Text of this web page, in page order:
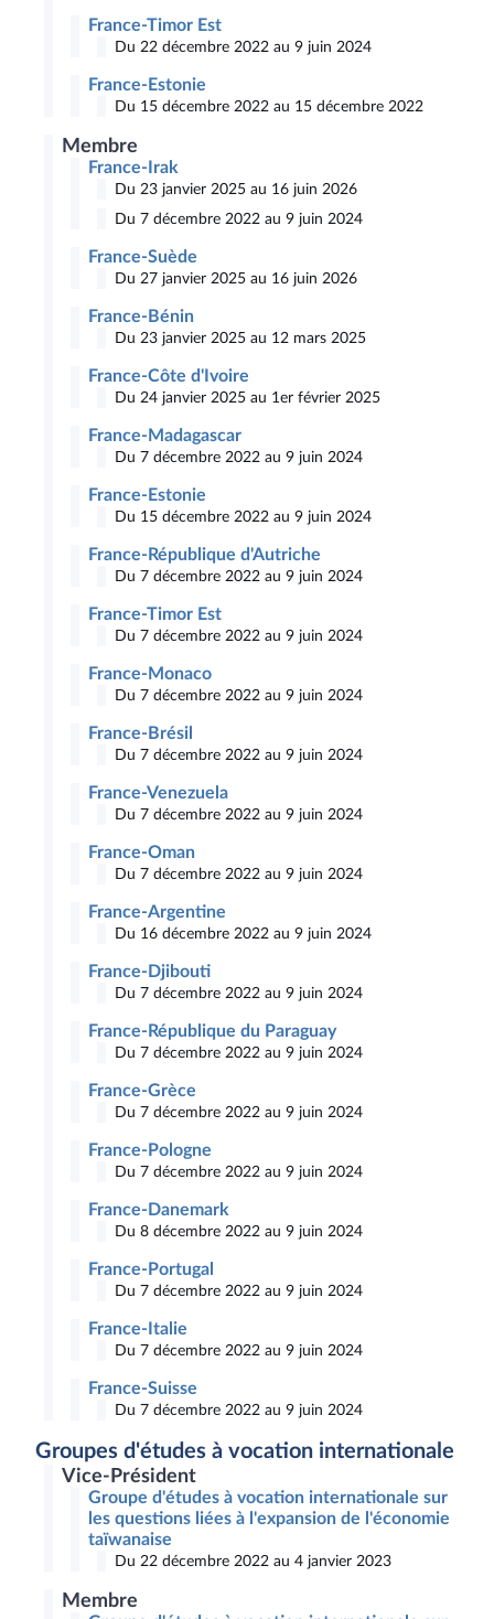
France-Timor Est
Du 22 décembre 2022 au 9 juin 2024
France-Estonie
Du 15 décembre 2022 au 15 décembre 2022
Membre
France-Irak
Du 23 janvier 2025 au 16 juin 2026
Du 7 décembre 2022 au 9 juin 2024
France-Suède
Du 27 janvier 2025 au 16 juin 2026
France-Bénin
Du 23 janvier 2025 au 12 mars 2025
France-Côte d'Ivoire
Du 24 janvier 2025 au 1er février 2025
France-Madagascar
Du 7 décembre 2022 au 9 juin 2024
France-Estonie
Du 15 décembre 2022 au 9 juin 2024
France-République d'Autriche
Du 7 décembre 2022 au 9 juin 2024
France-Timor Est
Du 7 décembre 2022 au 9 juin 2024
France-Monaco
Du 7 décembre 2022 au 9 juin 2024
France-Brésil
Du 7 décembre 2022 au 9 juin 2024
France-Venezuela
Du 7 décembre 2022 au 9 juin 2024
France-Oman
Du 7 décembre 2022 au 9 juin 2024
France-Argentine
Du 16 décembre 2022 au 9 juin 2024
France-Djibouti
Du 7 décembre 2022 au 9 juin 2024
France-République du Paraguay
Du 7 décembre 2022 au 9 juin 2024
France-Grèce
Du 7 décembre 2022 au 9 juin 2024
France-Pologne
Du 7 décembre 2022 au 9 juin 2024
France-Danemark
Du 8 décembre 2022 au 9 juin 2024
France-Portugal
Du 7 décembre 2022 au 9 juin 2024
France-Italie
Du 7 décembre 2022 au 9 juin 2024
France-Suisse
Du 7 décembre 2022 au 9 juin 2024
Groupes d'études à vocation internationale
Vice-Président
Groupe d'études à vocation internationale sur
les questions liées à l'expansion de l'économie
taïwanaise
Du 22 décembre 2022 au 4 janvier 2023
Membre